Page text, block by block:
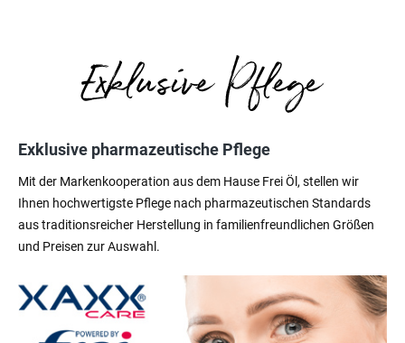
Exklusive pharmazeutische Pflege
Mit der Markenkooperation aus dem Hause Frei Öl, stellen wir
Ihnen hochwertigste Pflege nach pharmazeutischen Standards
aus traditionsreicher Herstellung in familienfreundlichen Größen
und Preisen zur Auswahl.